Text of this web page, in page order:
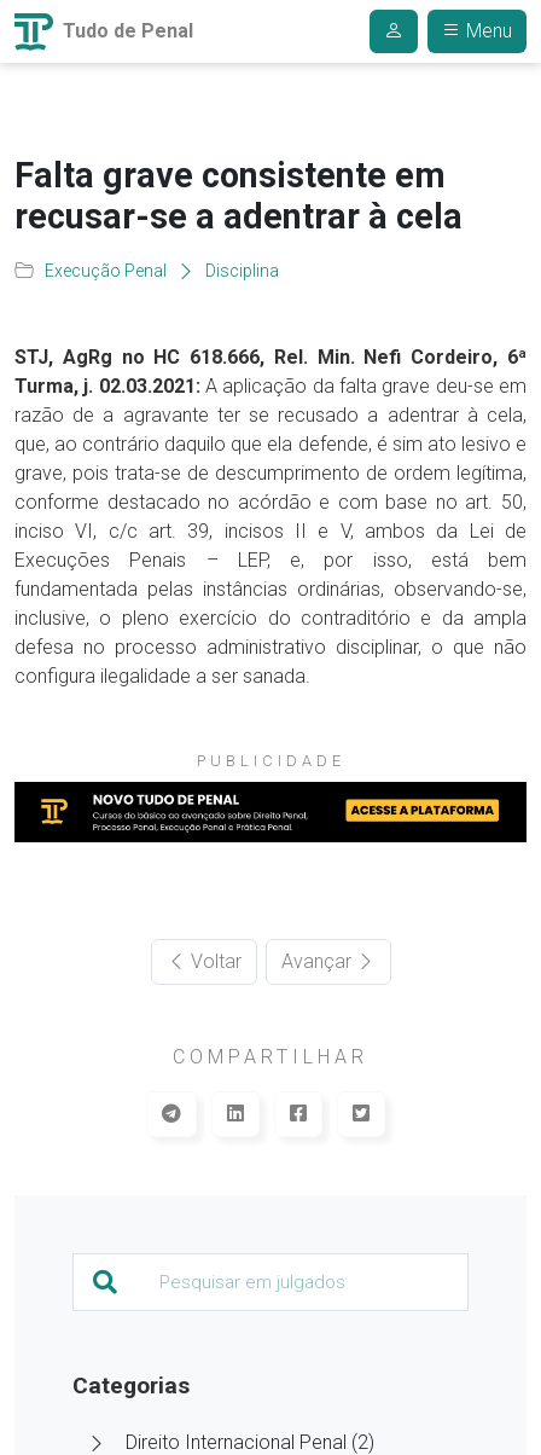
Tudo de Penal Menu
Falta grave consistente em
recusar-se a adentrar à cela
Execução Penal Disciplina
STJ, AgRg no HC 618.666, Rel. Min. Nefi Cordeiro, 6ª
Turma, j. 02.03.2021: A aplicação da falta grave deu-se em
razão de a agravante ter se recusado a adentrar à cela,
que, ao contrário daquilo que ela defende, é sim ato lesivo e
grave, pois trata-se de descumprimento de ordem legítima,
conforme destacado no acórdão e com base no art. 50,
inciso VI, c/c art. 39, incisos II e V, ambos da Lei de
Execuções Penais – LEP, e, por isso, está bem
fundamentada pelas instâncias ordinárias, observando-se,
inclusive, o pleno exercício do contraditório e da ampla
defesa no processo administrativo disciplinar, o que não
configura ilegalidade a ser sanada.
PUBLICIDADE
Voltar Avançar
COMPARTILHAR
Categorias
Direito Internacional Penal (2)